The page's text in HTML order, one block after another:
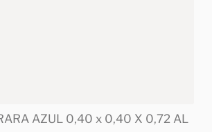
AZUL 0,40 x 0,40 X 0,72 AL